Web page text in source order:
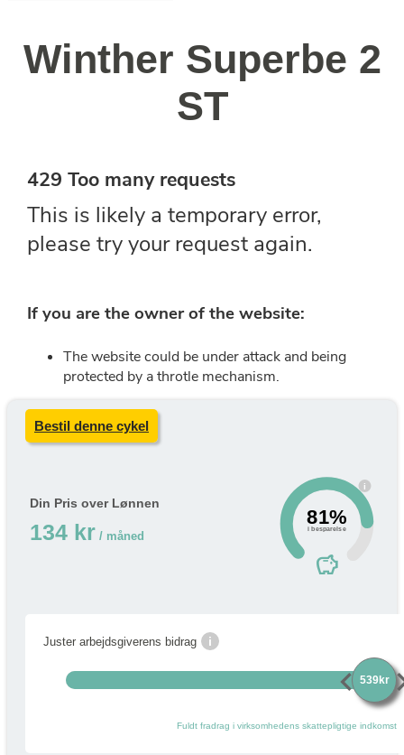
Winther Superbe 2
ST
Bestil denne cykel
Din Pris over Lønnen
134 kr / måned
i
81%
i besparelse
savings
Juster arbejdsgiverens bidrag i
chevron_left539kr
Fuldt fradrag i virksomhedens skattepligtige indkomst